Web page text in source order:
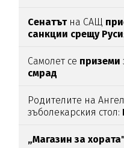
Сенатътна САЩ
санкции срещу
Самолет се приземи
смрад
Родителите на
зъболекарския стол:
антидотътна
„Магазин за